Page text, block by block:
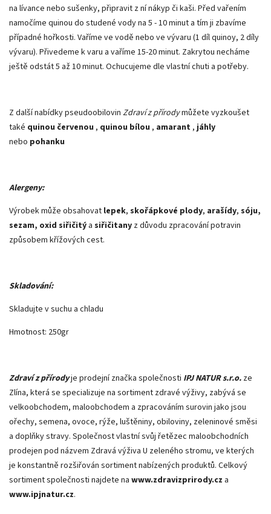
na lívance nebo sušenky, připravit z ní nákyp či kaši. Před vařením
namočíme quinou do studené vody na 5 - 10 minut a tím ji zbavíme
případné hořkosti. Vaříme ve vodě nebo ve vývaru (1 díl quinoy, 2 díly
vývaru). Přivedeme k varu a vaříme 15-20 minut. Zakrytou necháme
ještě odstát 5 až 10 minut. Ochucujeme dle vlastní chuti a potřeby.
Z další nabídky pseudoobilovin Zdraví z přírodymůžete vyzkoušet
také quinou červenou , quinou bílou , amarant , jáhly
nebo pohanku
Alergeny:
Výrobek může obsahovat lepek, skořápkové plody, arašídy, sóju,
sezam, oxid siřičitý a siřičitany z důvodu zpracování potravin
způsobem křížových cest.
Skladování:
Skladujte v suchu a chladu
Hmotnost: 250gr
Zdraví z přírodyje prodejní značka společnosti IPJ NATUR s.r.o. ze
Zlína, která se specializuje na sortiment zdravé výživy, zabývá se
velkoobchodem, maloobchodem a zpracováním surovin jako jsou
ořechy, semena, ovoce, rýže, luštěniny, obiloviny, zeleninové směsi
a doplňky stravy. Společnost vlastní svůj řetězec maloobchodních
prodejen pod názvem Zdravá výživa U zeleného stromu, ve kterých
je konstantně rozšiřován sortiment nabízených produktů. Celkový
sortiment společnosti najdete na www.zdravizprirody.cz a
www.ipjnatur.cz.